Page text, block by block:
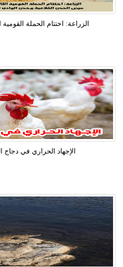
الزراعة: اختتام الحملة
الإجهاد الحراري في دجاج